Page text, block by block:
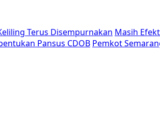
Terus Disempurnakan Masih
Pansus CDOB Pemkot